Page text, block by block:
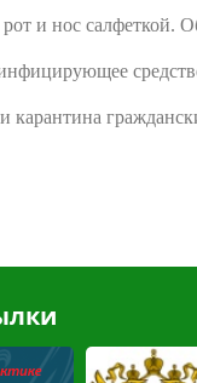
и нос салфеткой.
карантина